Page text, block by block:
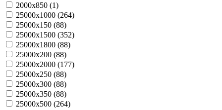
2000х850 (1)
25000х1000 (264)
25000х150 (88)
25000х1500 (352)
25000х1800 (88)
25000х200 (88)
25000х2000 (177)
25000х250 (88)
25000х300 (88)
25000х350 (88)
25000х500 (264)